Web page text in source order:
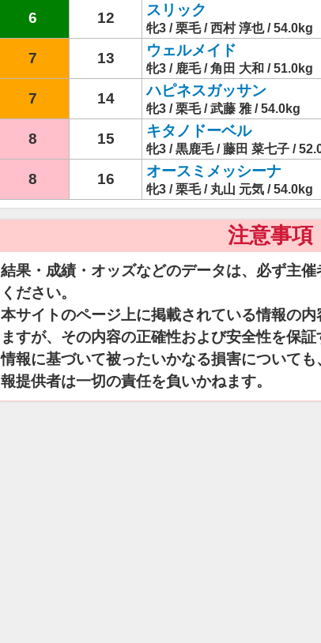
6 12 スリック
牝3 / 栗毛 / 西村 淳也 / 54.0kg
7 13 ウェルメイド
牝3 / 鹿毛 / 角田 大和 / 51.0kg
7 14 ハピネスガッサン
牝3 / 栗毛 / 武藤 雅 / 54.0kg
8 15 キタノドーベル
牝3 / 黒鹿毛 / 藤田 菜七子 /
8 16 オースミメッシーナ
牝3 / 栗毛 / 丸山 元気 / 54.0kg
注意事項
結果・成績・オッズなどのデータは、必ず主
ください。
本サイトのページ上に掲載されている情報の
ますが、その内容の正確性および安全性を保
情報に基づいて被ったいかなる損害について
報提供者は一切の責任を負いかねます。